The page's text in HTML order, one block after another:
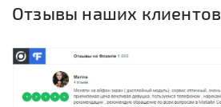
Отзывы наших клиентов